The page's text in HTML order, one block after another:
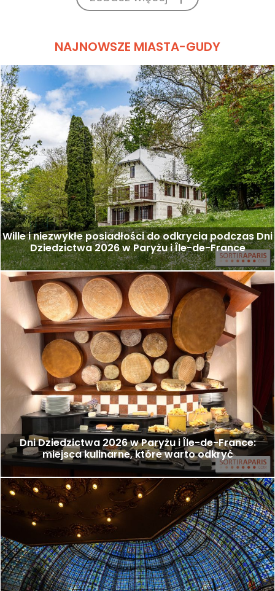
NAJNOWSZE MIASTA-GUDY
Wille i niezwykłe posiadłości do odkrycia podczas Dni
Dziedzictwa 2026 w Paryżu i Île-de-France
Dni Dziedzictwa 2026 w Paryżu i Île-de-France:
miejsca kulinarne, które warto odkryć